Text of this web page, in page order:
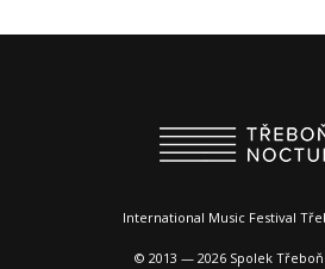
International Music Festival
© 2013 — 2026 Spolek